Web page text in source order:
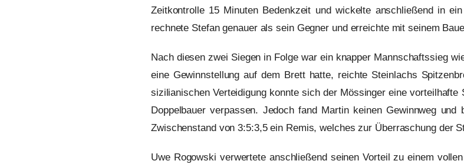
Zeitkontrolle 15 Minuten Bedenkzeit und wickelte anschließend in
rechnete Stefan genauer als sein Gegner und erreichte mit seinem
Nach diesen zwei Siegen in Folge war ein knapper Mannschaftssieg
eine Gewinnstellung auf dem Brett hatte, reichte Steinlachs
sizilianischen Verteidigung konnte sich der Mössinger eine vorteilhafte
Doppelbauer verpassen. Jedoch fand Martin keinen Gewinnweg und
Zwischenstand von 3:5:3,5 ein Remis, welches zur Überraschung der
Uwe Rogowski verwertete anschließend seinen Vorteil zu einem